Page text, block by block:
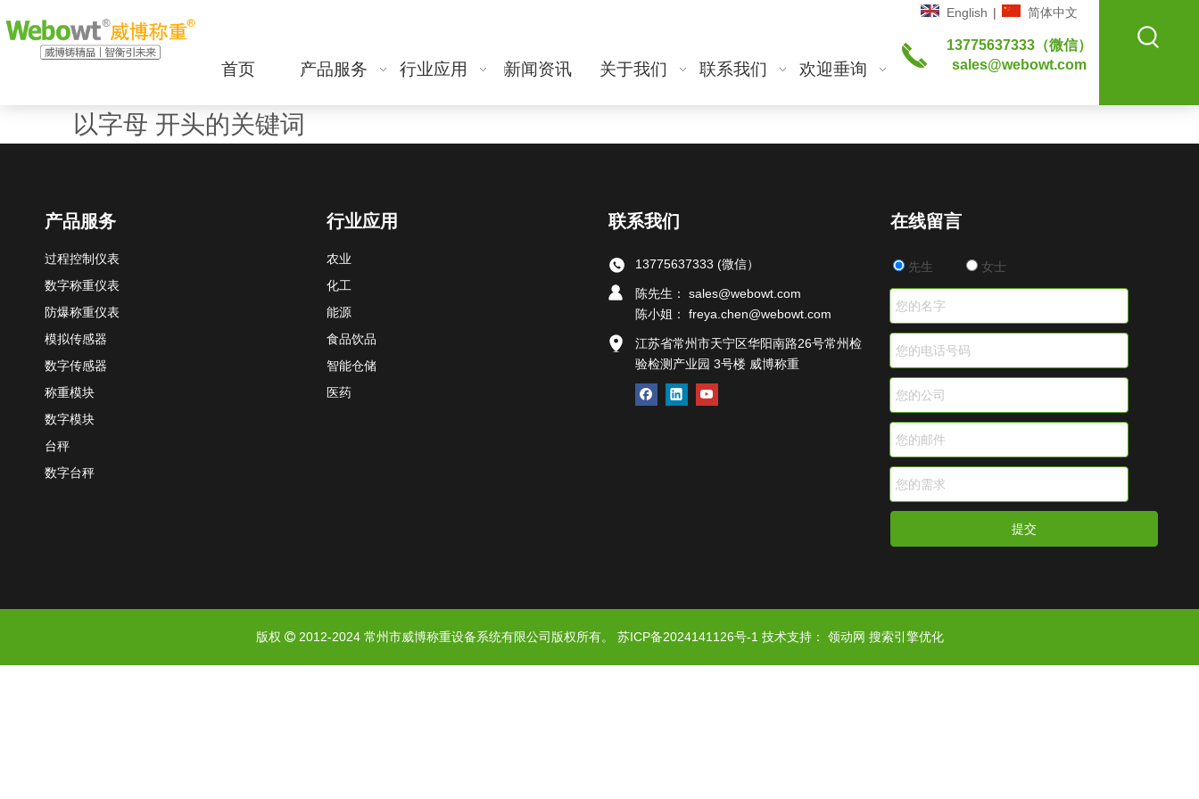
首页 产品服务 行业应用 新闻资讯 关于我们 联系我们 欢迎垂询
English | 简体中文
13775637333（微信）
sales@webowt.com
以字母 开头的关键词
产品服务
过程控制仪表
数字称重仪表
防爆称重仪表
模拟传感器
数字传感器
称重模块
数字模块
台秤
数字台秤
行业应用
农业
化工
能源
食品饮品
智能仓储
医药
联系我们
13775637333 (微信）
陈先生： sales@webowt.com
陈小姐： freya.chen@webowt.com
江苏省常州市天宁区华阳南路26号常州检
验检测产业园 3号楼 威博称重
在线留言
先生 女士
提交
版权 2012-2024 常州市威博称重设备系统有限公司版权所有。 苏ICP备2024141126号-1 技术支持： 领动网 搜索引擎优化